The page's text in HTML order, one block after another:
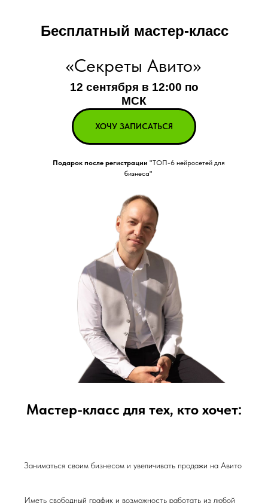
12 сентября в 12:00 по
МСК
Бесплатный мастер-класс
ХОЧУ ЗАПИСАТЬСЯ
Подарок после регистрации "ТОП-6 нейросетей для
бизнеса"
«Секреты Авито»
Мастер-класс для тех, кто хочет:
Заниматься своим бизнесом и увеличивать продажи на Авито
Иметь свободный график и возможность работать из любой